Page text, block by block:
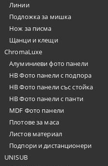
Линии
Подложка за мишка
Нож за писма
Щанци и клещи
ChromaLuxe
Алуминиеви фото панели
HB Фото панели с подпора
HB Фото панели със стойка
HB Фото панели с панти
MDF Фото панели
Плотове за маса
Листов материал
Подпори и дистанционери
UNISUB